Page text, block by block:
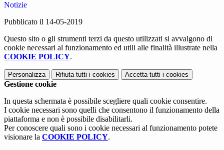
Notizie
Pubblicato il 14-05-2019
Questo sito o gli strumenti terzi da questo utilizzati si avvalgono di
cookie necessari al funzionamento ed utili alle finalità illustrate nella
COOKIE POLICY.
Personalizza Rifiuta tutti i cookies Accetta tutti i cookies
Gestione cookie
In questa schermata è possibile scegliere quali cookie consentire.
I cookie necessari sono quelli che consentono il funzionamento della
piattaforma e non è possibile disabilitarli.
Per conoscere quali sono i cookie necessari al funzionamento potete
visionare la COOKIE POLICY.